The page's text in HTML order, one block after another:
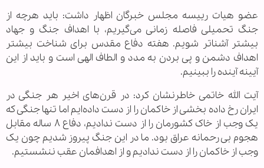
عضو هیات رییسه مجلس خبرگان اظهار داشت: باید هرچه از
جنگ تحمیلی فاصله زمانی می‌گیریم، با اهداف جنگ و جهاد
بیشتر آشناتر شویم. هفته دفاع مقدس برای شناخت بیشتر
اهداف دشمن و پی بردن به مدد و الطاف الهی است و باید از این
آیینه آینده را ببینیم.
آیت الله خاتمی خاطرنشان کرد: در قرن‌های اخیر هر جنگی در
ایران رخ داده بخشی از خاکمان را از دست داده‌ایم اما تنها جنگی که
یک وجب از خاک کشورمان را از دست ندادیم، دفاع ۸ ساله مقابل
هجوم بی رحمانه عراق بود. ما در این جنگ پیروز شدیم چون یک
وجب از خاکمان را از دست ندادیم و از اهدافمان عقب ننشستیم.